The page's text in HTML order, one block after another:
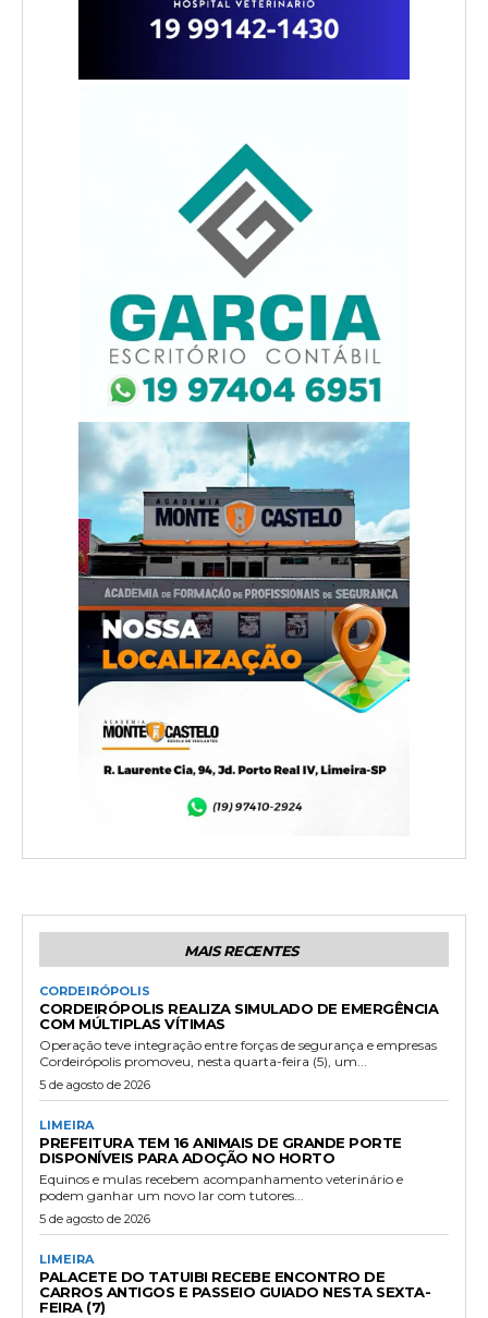
MAIS RECENTES
CORDEIRÓPOLIS
CORDEIRÓPOLIS REALIZA SIMULADO DE EMERGÊNCIA
COM MÚLTIPLAS VÍTIMAS
Operação teve integração entre forças de segurança e empresas
Cordeirópolis promoveu, nesta quarta-feira (5), um...
5 de agosto de 2026
LIMEIRA
PREFEITURA TEM 16 ANIMAIS DE GRANDE PORTE
DISPONÍVEIS PARA ADOÇÃO NO HORTO
Equinos e mulas recebem acompanhamento veterinário e
podem ganhar um novo lar com tutores...
5 de agosto de 2026
LIMEIRA
PALACETE DO TATUIBI RECEBE ENCONTRO DE
CARROS ANTIGOS E PASSEIO GUIADO NESTA SEXTA-
FEIRA (7)